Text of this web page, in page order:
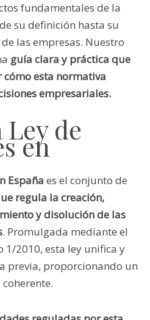
fundamentales de la
su definición hasta su
las empresas. Nuestro
guía clara y práctica que
esta normativa
empresariales.
Ley de
en
España es el conjunto de
regula la creación,
y disolución de las
. Promulgada mediante el
1/2010, esta ley unifica y
previa, proporcionando un